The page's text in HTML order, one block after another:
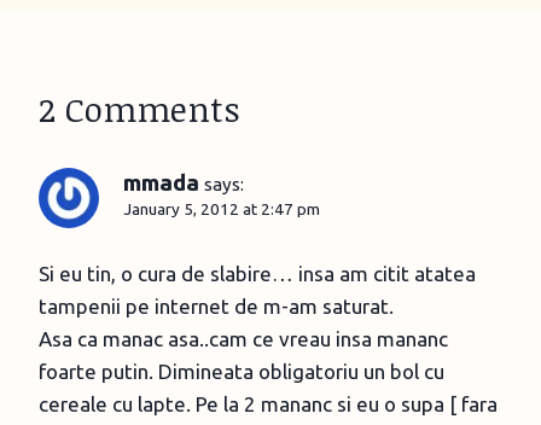
2 Comments
mmada says:
January 5, 2012 at 2:47 pm
Si eu tin, o cura de slabire… insa am citit atatea
tampenii pe internet de m-am saturat.
Asa ca manac asa..cam ce vreau insa mananc
foarte putin. Dimineata obligatoriu un bol cu
cereale cu lapte. Pe la 2 mananc si eu o supa [ fara